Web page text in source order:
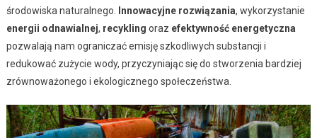
środowiska naturalnego.
Innowacyjne rozwiązania, wykorzystanie
energii odnawialnej, recykling oraz efektywność energetyczna
pozwalają nam ograniczać emisję szkodliwych substancji i
redukować zużycie wody, przyczyniając się do stworzenia bardziej
zrównoważonego i ekologicznego społeczeństwa.